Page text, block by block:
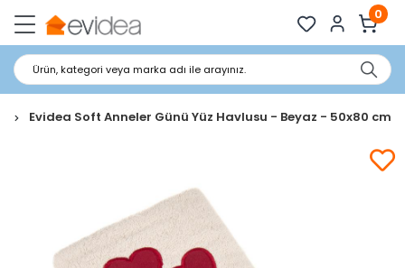
0
Ürün, kategori veya marka adı ile arayınız.
Evidea Soft Anneler Günü Yüz Havlusu - Beyaz - 50x80 cm